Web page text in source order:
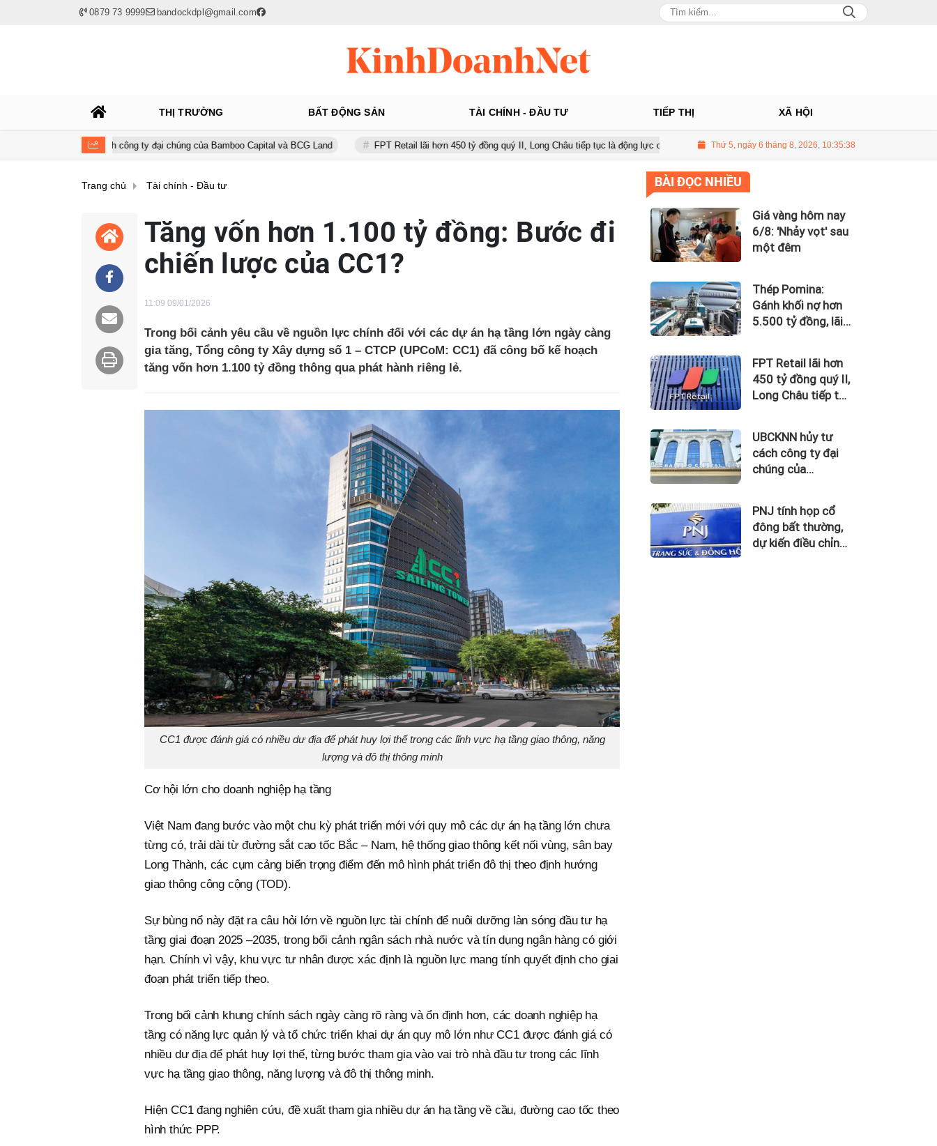
0879 73 9999 bandockdpl@gmail.com
THỊ TRƯỜNG BẤT ĐỘNG SẢN TÀI CHÍNH - ĐẦU TƯ TIẾP THỊ XÃ HỘI
hủy tư cách công ty đại chúng của Bamboo Capital và BCG Land FPT Retail lãi hơn 450 tỷ đồng quý II, Long Châu tiếp tục là động lực chính PNJ tính họp cổ đông bất thường, dự kiến điều chỉnh kế hoạch
Thứ 5, ngày 6 tháng 8, 2026, 10:35:40
Trang chủ Tài chính - Đầu tư
Tăng vốn hơn 1.100 tỷ đồng: Bước đi
chiến lược của CC1?
11:09 09/01/2026
Trong bối cảnh yêu cầu về nguồn lực chính đối với các dự án hạ tầng lớn ngày càng
gia tăng, Tổng công ty Xây dựng số 1 – CTCP (UPCoM: CC1) đã công bố kế hoạch
tăng vốn hơn 1.100 tỷ đồng thông qua phát hành riêng lẻ.
CC1 được đánh giá có nhiều dư địa để phát huy lợi thế trong các lĩnh vực hạ tầng giao thông, năng
lượng và đô thị thông minh
Cơ hội lớn cho doanh nghiệp hạ tầng
Việt Nam đang bước vào một chu kỳ phát triển mới với quy mô các dự án hạ tầng lớn chưa
từng có, trải dài từ đường sắt cao tốc Bắc – Nam, hệ thống giao thông kết nối vùng, sân bay
Long Thành, các cụm cảng biển trọng điểm đến mô hình phát triển đô thị theo định hướng
giao thông công cộng (TOD).
Sự bùng nổ này đặt ra câu hỏi lớn về nguồn lực tài chính để nuôi dưỡng làn sóng đầu tư hạ
tầng giai đoạn 2025 –2035, trong bối cảnh ngân sách nhà nước và tín dụng ngân hàng có giới
hạn. Chính vì vậy, khu vực tư nhân được xác định là nguồn lực mang tính quyết định cho giai
đoạn phát triển tiếp theo.
Trong bối cảnh khung chính sách ngày càng rõ ràng và ổn định hơn, các doanh nghiệp hạ
tầng có năng lực quản lý và tổ chức triển khai dự án quy mô lớn như CC1 được đánh giá có
nhiều dư địa để phát huy lợi thế, từng bước tham gia vào vai trò nhà đầu tư trong các lĩnh
vực hạ tầng giao thông, năng lượng và đô thị thông minh.
Hiện CC1 đang nghiên cứu, đề xuất tham gia nhiều dự án hạ tầng về cầu, đường cao tốc theo
hình thức PPP.
BÀI ĐỌC NHIỀU
Giá vàng hôm nay
6/8: 'Nhảy vọt' sau
một đêm
Thép Pomina:
Gánh khối nợ hơn
5.500 tỷ đồng, lãi
FPT Retail lãi hơn
450 tỷ đồng quý II,
Long Châu tiếp tục
UBCKNN hủy tư
cách công ty đại
chúng của
PNJ tính họp cổ
đông bất thường,
dự kiến điều chỉnh